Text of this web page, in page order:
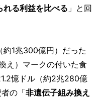
れる利益を比べる 」と回
約1兆300億円）だった
え）マークの付いた食
憶ドル（約2兆280億
の「非遺伝子組み換え